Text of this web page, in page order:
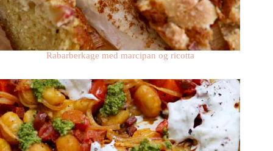
Rabarberkage med marcipan og ricotta